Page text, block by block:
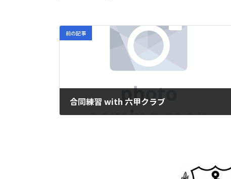
前の記事
合同練習 with 六甲クラブ
2024年8月4日